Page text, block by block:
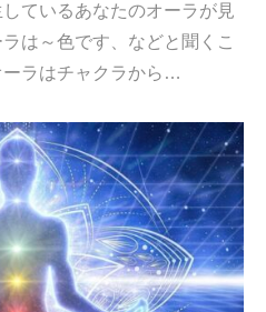
ているあなたのオーラが見
は～色です、などと聞くこ
ーラはチャクラから…